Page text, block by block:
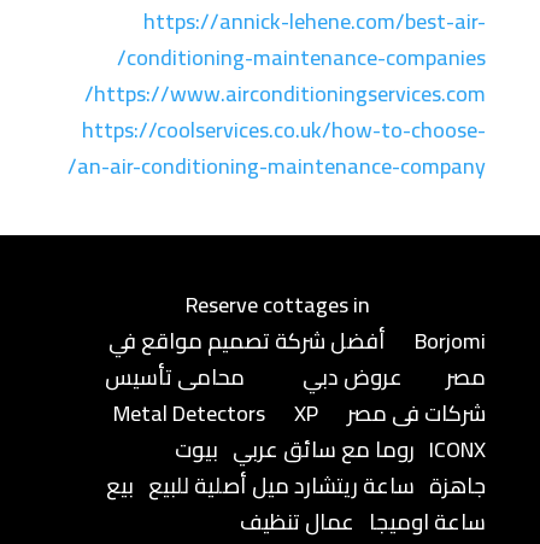
https://annick-lehene.com/best-air-
conditioning-maintenance-companies/
https://www.airconditioningservices.com/
https://coolservices.co.uk/how-to-choose-
an-air-conditioning-maintenance-company/
Reserve cottages in
Borjomi
أفضل شركة تصميم مواقع في
مصر
عروض دبي
محامى تأسيس
شركات فى مصر
Metal Detectors
XP
ICONX روما مع سائق عربي بيوت
جاهزة ساعة ريتشارد ميل أصلية للبيع بيع
ساعة اوميجا عمال تنظيف